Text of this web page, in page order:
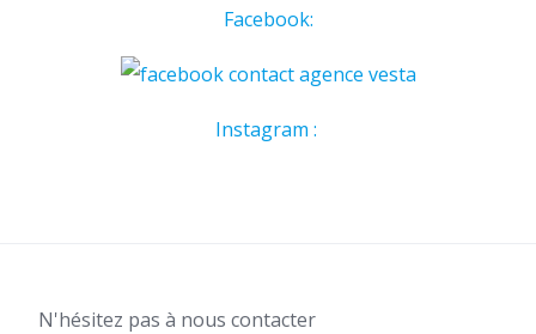
Facebook:
Instagram :
N'hésitez pas à nous contacter